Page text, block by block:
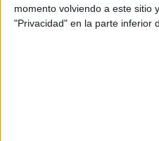
momento volviendo a este sitio
"Privacidad" en la parte inferior